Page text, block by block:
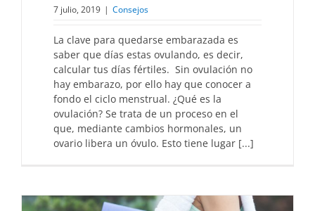
7 julio, 2019 | Consejos
La clave para quedarse embarazada es
saber que días estas ovulando, es decir,
calcular tus días fértiles. Sin ovulación no
hay embarazo, por ello hay que conocer a
fondo el ciclo menstrual. ¿Qué es la
ovulación? Se trata de un proceso en el
que, mediante cambios hormonales, un
ovario libera un óvulo. Esto tiene lugar [...]